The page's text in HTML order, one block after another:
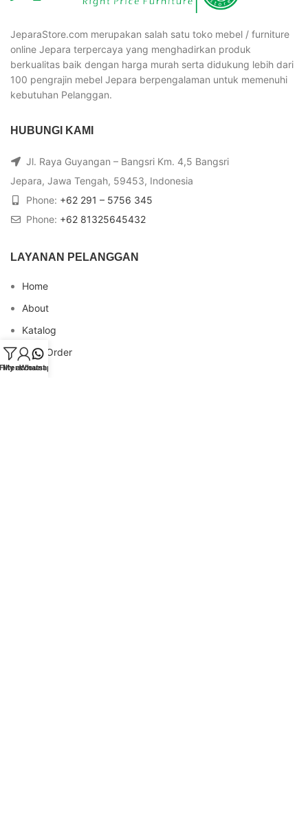
JeparaStore.com merupakan salah satu toko mebel / furniture
online Jepara terpercaya yang menghadirkan produk
berkualitas baik dengan harga murah serta didukung lebih dari
100 pengrajin mebel Jepara berpengalaman untuk memenuhi
kebutuhan Pelanggan.
HUBUNGI KAMI
Jl. Raya Guyangan – Bangsri Km. 4,5 Bangsri
Jepara, Jawa Tengah, 59453, Indonesia
Phone: +62 291 – 5756 345
Phone: +62 81325645432
LAYANAN PELANGGAN
Home
About
Katalog
Cara Order
Blog
My account
Whatsapp